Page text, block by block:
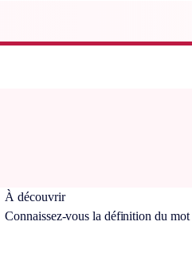
À découvrir
Connaissez-vous la définition du mot